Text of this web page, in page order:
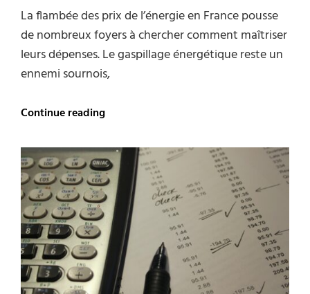
La flambée des prix de l’énergie en France pousse
de nombreux foyers à chercher comment maîtriser
leurs dépenses. Le gaspillage énergétique reste un
ennemi sournois,
Continue readingLe
pour
traquer
le
gaspillage
et
alléger
votre
facture
d’énergie